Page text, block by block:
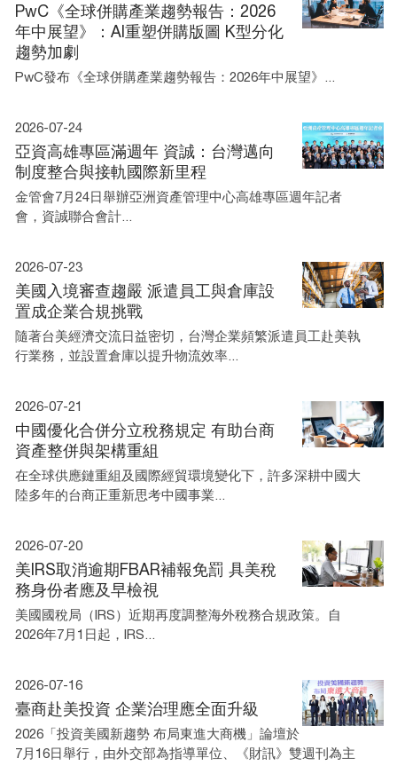
PwC《全球併購產業趨勢報告：2026
年中展望》：AI重塑併購版圖 K型分化
趨勢加劇
PwC發布《全球併購產業趨勢報告：2026年中展望》...
2026-07-24
亞資高雄專區滿週年 資誠：台灣邁向
制度整合與接軌國際新里程
金管會7月24日舉辦亞洲資產管理中心高雄專區週年記者
會，資誠聯合會計...
2026-07-23
美國入境審查趨嚴 派遣員工與倉庫設
置成企業合規挑戰
隨著台美經濟交流日益密切，台灣企業頻繁派遣員工赴美執
行業務，並設置倉庫以提升物流效率...
2026-07-21
中國優化合併分立稅務規定 有助台商
資產整併與架構重組
在全球供應鏈重組及國際經貿環境變化下，許多深耕中國大
陸多年的台商正重新思考中國事業...
2026-07-20
美IRS取消逾期FBAR補報免罰 具美稅
務身份者應及早檢視
美國國稅局（IRS）近期再度調整海外稅務合規政策。自
2026年7月1日起，IRS...
2026-07-16
臺商赴美投資 企業治理應全面升級
2026「投資美國新趨勢 布局東進大商機」論壇於
7月16日舉行，由外交部為指導單位、《財訊》雙週刊為主